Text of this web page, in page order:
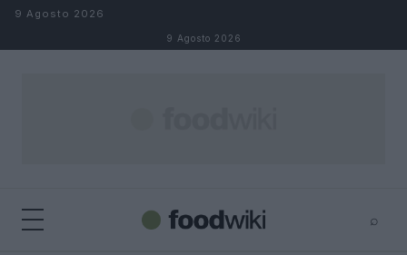
Salta al contenuto
9 Agosto 2026
9 Agosto 2026
⌕